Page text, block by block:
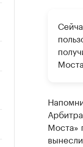
Моста»